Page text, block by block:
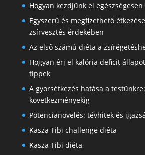
Hogyan kezdjünk el egészségesen
Egyszerű és megfizethető
zsírvesztés érdekében
Az első számú diéta a
Hogyan érj el kalória deficit
tippek
A gyorsétkezés hatása a
következményekig
Potencianövelés: tévhitek és
Kasza Tibi challenge diéta
Kasza Tibi diéta